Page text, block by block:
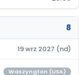
8
19 wrz 2027 (nd)
Waszyngton (USA)